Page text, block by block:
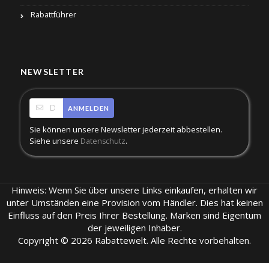
Rabattführer
NEWSLETTER
ANMELDEN
Sie können unsere Newsletter jederzeit abbestellen.
Siehe unsere Datenschutz.
Hinweis: Wenn Sie über unsere Links einkaufen, erhalten wir
unter Umständen eine Provision vom Händler. Dies hat keinen
Einfluss auf den Preis Ihrer Bestellung. Marken sind Eigentum
der jeweiligen Inhaber.
Copyright © 2026 Rabattewelt. Alle Rechte vorbehalten.